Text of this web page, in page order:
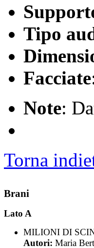
Tipo
Facciate
Note:
Torna
Brani
Lato A
MILIONI DI
Autori: Maria